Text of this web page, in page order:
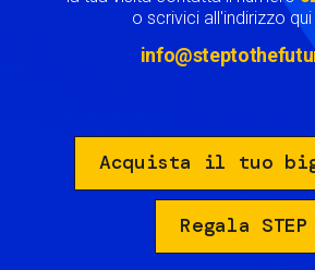
o scrivici all'indirizzo
Acquista il tuo
Regala STEP